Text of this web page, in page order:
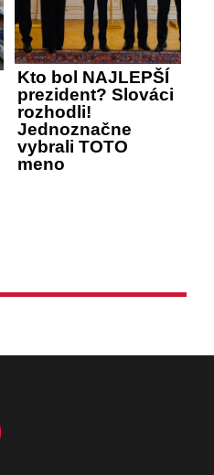
Kto bol NAJLEPŠÍ
prezident? Slováci
rozhodli!
Jednoznačne
vybrali TOTO
meno